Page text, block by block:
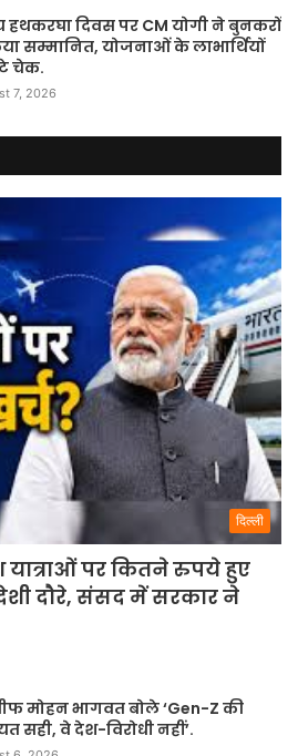
हथकरघा दिवस पर CM योगी ने बुनकरों
सम्मानित, योजनाओं के लाभार्थियों
चेक.
7, 2026
दिल्ली
यात्राओं पर कितने रुपये हुए
दौरे, संसद में सरकार ने
मोहन भागवत बोले ‘Gen-Z की
सही, वे देश-विरोधी नहीं’.